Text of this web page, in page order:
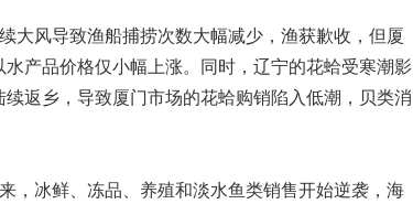
风导致渔船捕捞次数大幅减少，渔获歉收，但厦
产品价格仅小幅上涨。同时，辽宁的花蛤受寒潮影
返乡，导致厦门市场的花蛤购销陷入低潮，贝类消
冰鲜、冻品、养殖和淡水鱼类销售开始逆袭，海